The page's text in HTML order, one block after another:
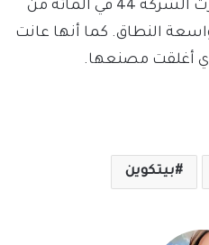
كما أنه وفي هذا العام، خسرت الشركة 44 في المائة من
النطاق. كما أنها عانت
أغلقت مصنعها.
بيتكوين